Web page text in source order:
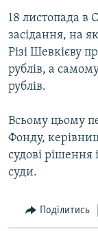
18 листопада в
засідання, на
Різі Шевкієву
рублів, а
рублів.
Всьому цьому
Фонду,
судові рішення
суди.
Поділитись